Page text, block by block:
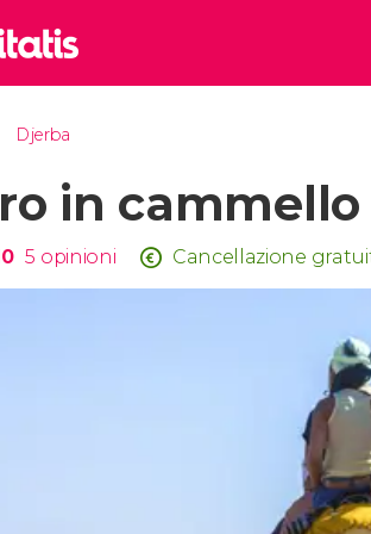
Turchia
Djerba
in
5 opinioni Cancellazione